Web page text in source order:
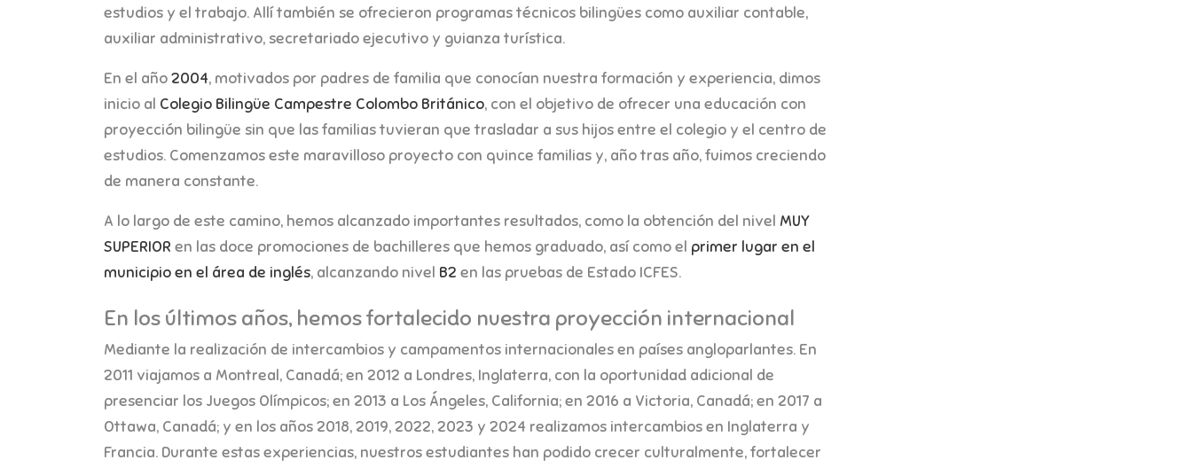
estudios y el trabajo. Allí también se ofrecieron programas técnicos bilingües como auxiliar contable,
auxiliar administrativo, secretariado ejecutivo y guianza turística.
En el año2004, motivados por padres de familia que conocían nuestra formación y experiencia, dimos
inicio al Colegio Bilingüe Campestre Colombo Británico, con el objetivo de ofrecer una educación con
proyección bilingüe sin que las familias tuvieran que trasladar a sus hijos entre el colegio y el centro de
estudios. Comenzamos este maravilloso proyecto con quince familias y, año tras año, fuimos creciendo
de manera constante.
A lo largo de este camino, hemos alcanzado importantes resultados, como la obtención del nivel MUY
SUPERIOR en las doce promociones de bachilleres que hemos graduado, así como el primer lugar en el
municipio en el área de inglés, alcanzando nivel B2 en las pruebas de Estado ICFES.
En los últimos años, hemos fortalecido nuestra proyección internacional
Mediante la realización de intercambios y campamentos internacionales en países angloparlantes. En
2011 viajamos a Montreal, Canadá; en 2012 a Londres, Inglaterra, con la oportunidad adicional de
presenciar los Juegos Olímpicos; en 2013 a Los Ángeles, California; en 2016 a Victoria, Canadá; en 2017 a
Ottawa, Canadá; y en los años 2018, 2019, 2022, 2023 y 2024 realizamos intercambios en Inglaterra y
Francia. Durante estas experiencias, nuestros estudiantes han podido crecer culturalmente, fortalecer